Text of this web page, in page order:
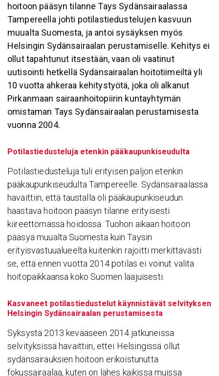
hoitoon pääsyn tilanne Tays Sydänsairaalassa
Tampereella johti potilastiedustelujen kasvuun
muualta Suomesta, ja antoi sysäyksen myös
Helsingin Sydänsairaalan perustamiselle. Kehitys ei
ollut tapahtunut itsestään, vaan oli vaatinut
uutisointi hetkellä Sydänsairaalan hoitotiimeiltä yli
10 vuotta ahkeraa kehitystyötä, joka oli alkanut
Pirkanmaan sairaanhoitopiirin kuntayhtymän
omistaman Tays Sydänsairaalan perustamisesta
vuonna 2004.
Potilastiedusteluja etenkin pääkaupunkiseudulta
Potilastiedusteluja tuli erityisen paljon etenkin
pääkaupunkiseudulta Tampereelle. Sydänsairaalassa
havaittiin, että taustalla oli pääkaupunkiseudun
haastava hoitoon pääsyn tilanne erityisesti
kiireettömässä hoidossa. Tuohon aikaan hoitoon
pääsyä muualta Suomesta kuin Taysin
erityisvastuualueelta kuitenkin rajoitti merkittävästi
se, että ennen vuotta 2014 potilas ei voinut valita
hoitopaikkaansa koko Suomen laajuisesti.
Kasvaneet potilastiedustelut käynnistävät selvityksen
Helsingin Sydänsairaalan perustamisesta
Syksystä 2013 kevääseen 2014 jatkuneissa
selvityksissä havaittiin, ettei Helsingissä ollut
sydänsairauksien hoitoon erikoistunutta
fokussairaalaa, kuten on lähes kaikissa muissa